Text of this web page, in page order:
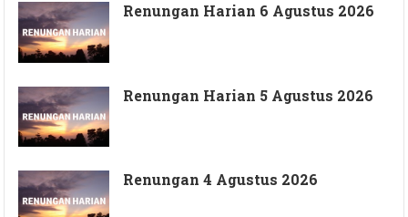
Renungan Harian 6 Agustus 2026
Renungan Harian 5 Agustus 2026
Renungan 4 Agustus 2026